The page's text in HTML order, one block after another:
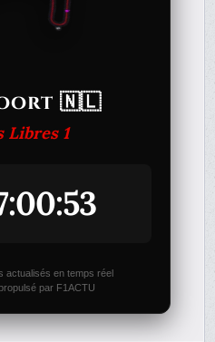
🇳🇱
Libres 1
en temps réel
par F1ACTU